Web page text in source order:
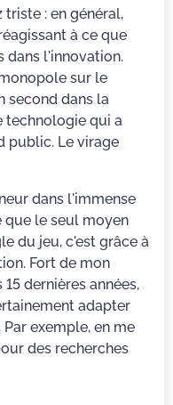
: en général,
à ce que
dans l'innovation.
sur le
second dans la
technologie qui a
public. Le virage
dans l'immense
que le seul moyen
du jeu, c'est grâce à
Fort de mon
dernières années,
adapter
exemple, en me
des recherches